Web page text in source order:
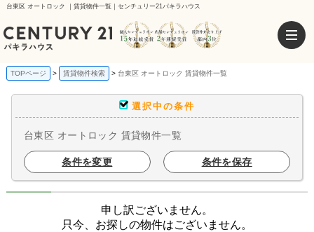
台東区 オートロック ｜賃貸物件一覧｜センチュリー21パキラハウス
TOPページ 賃貸物件検索 台東区 オートロック 賃貸物件一覧
選択中の条件
台東区 オートロック 賃貸物件一覧
条件を変更 条件を保存
申し訳ございません。
只今、お探しの物件はございません。